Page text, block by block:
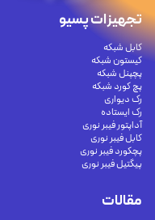
تجهیزات پسیو
کابل شبکه
کیستون شبکه
پچپنل شبکه
پچ کورد شبکه
رک دیواری
رک ایستاده
آداپتور فیبر نوری
کابل فیبر نوری
پچکورد فیبر نوری
پیگتیل فیبر نوری
مقالات